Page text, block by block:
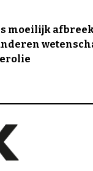
moeilijk